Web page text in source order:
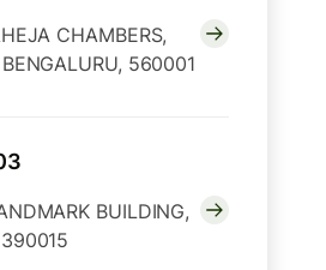
CHAMBERS,
560001
BUILDING,